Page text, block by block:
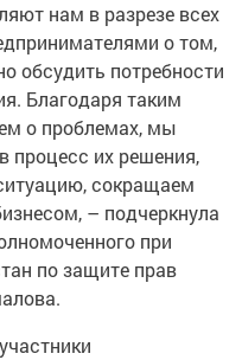
нам в разрезе всех
о том,
обсудить потребности
Благодаря таким
о проблемах, мы
процесс их решения,
сокращаем
– подчеркнула
при
по защите прав